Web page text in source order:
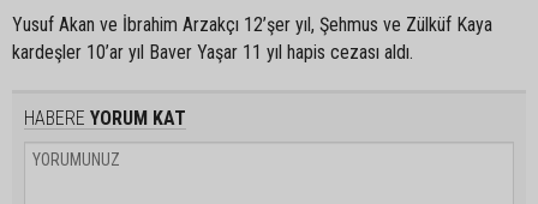
Yusuf Akan ve İbrahim Arzakçı 12’şer yıl, Şehmus ve Zülküf Kaya
kardeşler 10’ar yıl Baver Yaşar 11 yıl hapis cezası aldı.
HABERE YORUM KAT